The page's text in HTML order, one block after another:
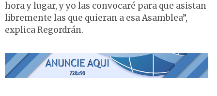
hora y lugar, y yo las convocaré para que asistan
libremente las que quieran a esa Asamblea”,
explica Regordrán.